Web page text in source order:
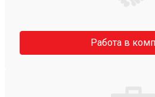
Работа в